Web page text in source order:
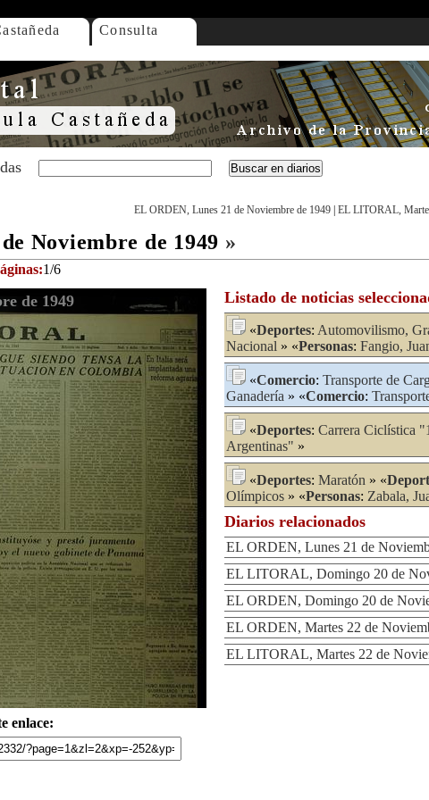
Consulta
EL ORDEN, Lunes 21 de Noviembre de 1949 EL LITORAL,
Noviembre de 1949 »
1/6
de 1949
enlace:
Listado de noticias
«Deportes: Automovilismo,
Nacional » «Personas: Fangio,
«Comercio: Transporte de
Ganadería » «Comercio:
«Deportes: Carrera Ciclística
Argentinas" »
«Deportes: Maratón » «
Olímpicos » «Personas: Zabala,
Diarios relacionados
EL ORDEN, Lunes 21 de
EL LITORAL, Domingo 20 de
EL ORDEN, Domingo 20 de
EL ORDEN, Martes 22 de
EL LITORAL, Martes 22 de